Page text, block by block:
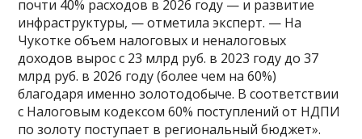
почти 40% расходов в 2026 году — и развитие
инфраструктуры, — отметила эксперт. — На
Чукотке объем налоговых и неналоговых
доходов вырос с 23 млрд руб. в 2023 году до 37
млрд руб. в 2026 году (более чем на 60%)
благодаря именно золотодобыче. В соответствии
с Налоговым кодексом 60% поступлений от НДПИ
по золоту поступает в региональный бюджет».